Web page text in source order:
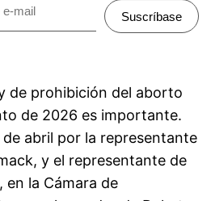
Suscríbase
de prohibición del aborto
de 2026 es importante.
abril por la representante
y el representante de
en la Cámara de